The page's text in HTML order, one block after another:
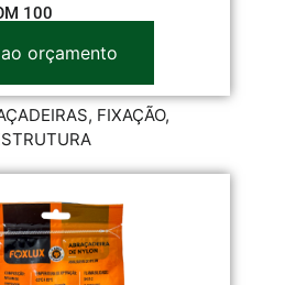
100
orçamento
, FIXAÇÃO,